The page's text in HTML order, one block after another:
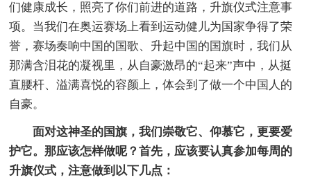
们健康成长，照亮了你们前进的道路，升旗仪式注意事
项。当我们在奥运赛场上看到运动健儿为国家争得了荣
誉，赛场奏响中国的国歌、升起中国的国旗时，我们从
那满含泪花的凝视里，从自豪激昂的“起来”声中，从挺
直腰杆、溢满喜悦的容颜上，体会到了做一个中国人的
自豪。
面对这神圣的国旗，我们崇敬它、仰慕它，更要爱
护它。那应该怎样做呢？首先，应该要认真参加每周的
升旗仪式，注意做到以下几点：